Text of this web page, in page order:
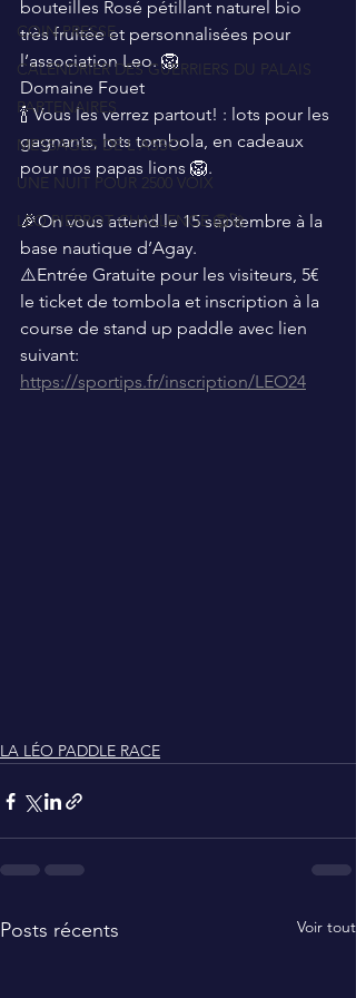
COIN PRESSE
CALENDRIER DES GUERRIERS DU PALAIS
PARTENAIRES
MESSAGES DE L'ASSO
UNE NUIT POUR 2500 VOIX
LEO PIERROT CHALLENGE 🦁🚀
bouteilles Rosé pétillant naturel bio
très fruitée et personnalisées pour
l’association Leo. 🦁
Domaine Fouet
🍾 Vous les verrez partout! : lots pour les
gagnants, lots tombola, en cadeaux
pour nos papas lions 🦁.
🎉On vous attend le 15 septembre à la
base nautique d’Agay.
⚠️Entrée Gratuite pour les visiteurs, 5€
le ticket de tombola et inscription à la
course de stand up paddle avec lien
suivant:
https://sportips.fr/inscription/LEO24
LA LÉO PADDLE RACE
Posts récents Voir tout